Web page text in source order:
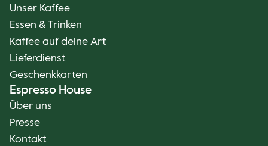
Unser Kaffee
Essen & Trinken
Kaffee auf deine Art
Lieferdienst
Geschenkkarten
Espresso House
Über uns
Presse
Kontakt